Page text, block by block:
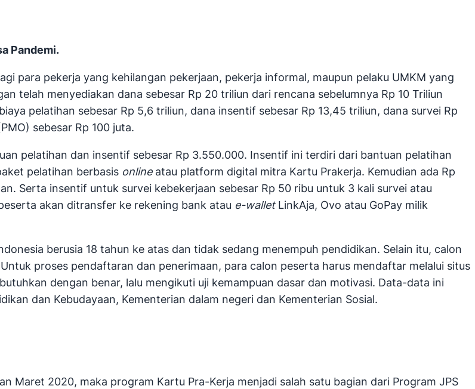
Pandemi.
para pekerja yang kehilangan pekerjaan, pekerja informal, maupun pelaku UMKM yang
telah menyediakan dana sebesar Rp 20 triliun dari rencana sebelumnya Rp 10 Triliun
pelatihan sebesar Rp 5,6 triliun, dana insentif sebesar Rp 13,45 triliun, dana survei Rp
sebesar Rp 100 juta.
pelatihan dan insentif sebesar Rp 3.550.000. Insentif ini terdiri dari bantuan pelatihan
pelatihan berbasis online atau platform digital mitra Kartu Prakerja. Kemudian ada Rp
Serta insentif untuk survei kebekerjaan sebesar Rp 50 ribu untuk 3 kali survei atau
akan ditransfer ke rekening bank atau e-wallet LinkAja, Ovo atau GoPay milik
berusia 18 tahun ke atas dan tidak sedang menempuh pendidikan. Selain itu, calon
proses pendaftaran dan penerimaan, para calon peserta harus mendaftar melalui situs
dengan benar, lalu mengikuti uji kemampuan dasar dan motivasi. Data-data ini
dan Kebudayaan, Kementerian dalam negeri dan Kementerian Sosial.
Maret 2020, maka program Kartu Pra-Kerja menjadi salah satu bagian dari Program JPS